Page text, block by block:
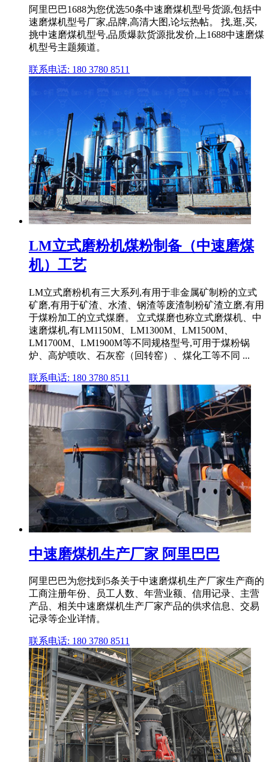
阿里巴巴1688为您优选50条中速磨煤机型号货源,包括中
速磨煤机型号厂家,品牌,高清大图,论坛热帖。 找,逛,买,
挑中速磨煤机型号,品质爆款货源批发价,上1688中速磨煤
机型号主题频道。
联系电话: 180 3780 8511
LM立式磨粉机煤粉制备（中速磨煤
机）工艺
LM立式磨粉机有三大系列,有用于非金属矿制粉的立式
矿磨,有用于矿渣、水渣、钢渣等废渣制粉矿渣立磨,有用
于煤粉加工的立式煤磨。 立式煤磨也称立式磨煤机、中
速磨煤机,有LM1150M、LM1300M、LM1500M、
LM1700M、LM1900M等不同规格型号,可用于煤粉锅
炉、高炉喷吹、石灰窑（回转窑）、煤化工等不同 ...
联系电话: 180 3780 8511
中速磨煤机生产厂家 阿里巴巴
阿里巴巴为您找到5条关于中速磨煤机生产厂家生产商的
工商注册年份、员工人数、年营业额、信用记录、主营
产品、相关中速磨煤机生产厂家产品的供求信息、交易
记录等企业详情。
联系电话: 180 3780 8511